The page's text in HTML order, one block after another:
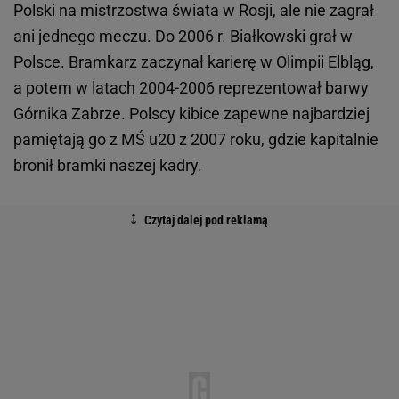
Polski na mistrzostwa świata w Rosji, ale nie zagrał
ani jednego meczu. Do 2006 r. Białkowski grał w
Polsce. Bramkarz zaczynał karierę w Olimpii Elbląg,
a potem w latach 2004-2006 reprezentował barwy
Górnika Zabrze. Polscy kibice zapewne najbardziej
pamiętają go z MŚ u20 z 2007 roku, gdzie kapitalnie
bronił bramki naszej kadry.